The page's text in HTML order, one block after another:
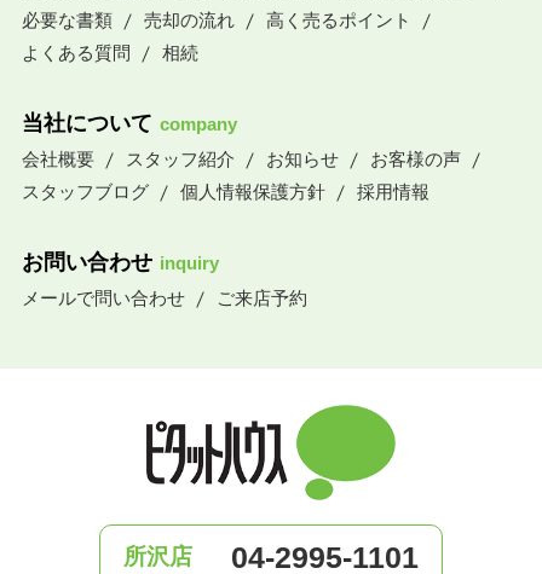
必要な書類
売却の流れ
高く売るポイント
よくある質問
相続
当社について company
会社概要
スタッフ紹介 お知らせ
お客様の声
スタッフブログ
個人情報保護方針 採用情報
お問い合わせ inquiry
メールで問い合わせ
ご来店予約
所沢店 04-2995-1101